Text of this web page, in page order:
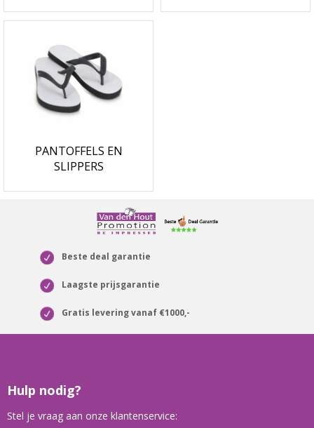
PANTOFFELS EN
SLIPPERS
Beste deal garantie
Laagste prijsgarantie
Gratis levering vanaf €1000,-
Hulp nodig?
Stel je vraag aan onze klantenservice: